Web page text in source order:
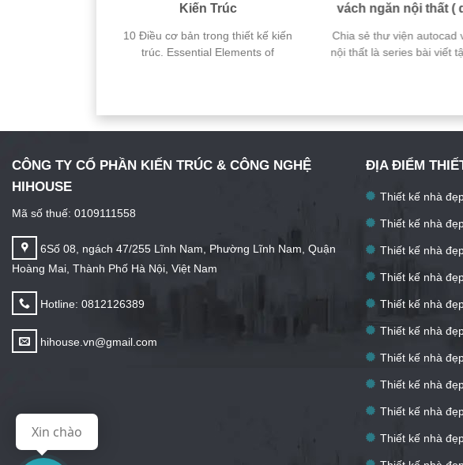
Kiến Trúc
10 Điều cơ bản trong thiết kế kiến
trúc. Essential Elements of
vách ngăn nội thất (
Chia sẻ thư viện autocad
nội thất là series bài viết
CÔNG TY CỔ PHẦN KIẾN TRÚC & CÔNG NGHỆ
HIHOUSE
Mã số thuế: 0109111558
6Số 08, ngách 47/255 Lĩnh Nam, Phường Lĩnh Nam, Quận
Hoàng Mai, Thành Phố Hà Nội, Việt Nam
Hotline: 0812126389
hihouse.vn@gmail.com
ĐỊA ĐIỂM
Thiết kế nhà
Thiết kế nhà
Thiết kế nhà
Thiết kế nhà
Thiết kế nhà
Thiết kế nhà
Thiết kế nhà
Thiết kế nhà
Thiết kế nhà
Thiết kế nhà
Xin chào